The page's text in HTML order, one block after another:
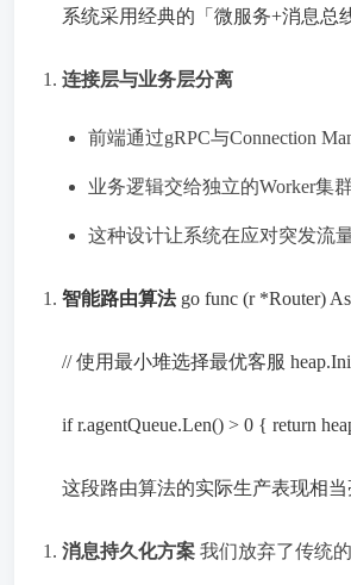
系统采用经典的「微服务+消息总
连接层与业务层分离
前端通过gRPC与Connection
业务逻辑交给独立的Worker集
这种设计让系统在应对突发流
智能路由算法go func (r *Router)
// 使用最小堆选择最优客服
if r.agentQueue.Len() > 0 { return
这段路由算法的实际生产表现相
消息持久化方案 我们放弃了传统